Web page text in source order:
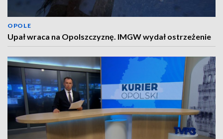
OPOLE
Upał wraca na Opolszczyznę. IMGW wydał ostrzeżenie